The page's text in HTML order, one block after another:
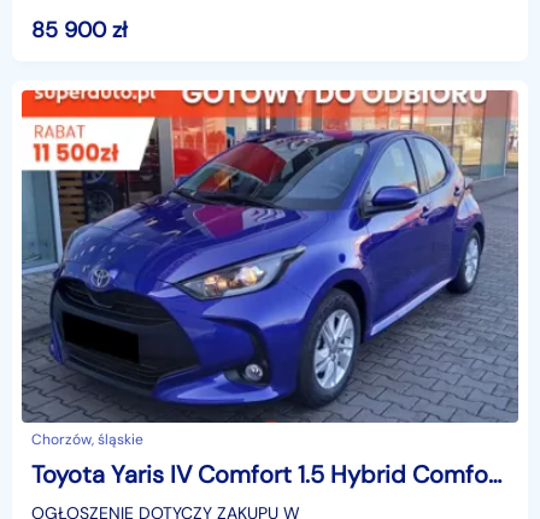
85 900zł
Chorzów, śląskie
Toyota Yaris IV Comfort 1.5 Hybrid Comfort 1.5 Hybrid 116KM | Tempomat adaptacyjny!
OGŁOSZENIE DOTYCZY ZAKUPU W